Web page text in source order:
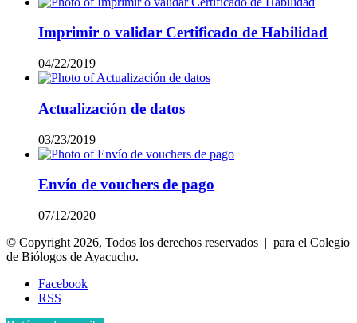
Imprimir o validar Certificado de Habilidad
04/22/2019
Actualización de datos
03/23/2019
Envío de vouchers de pago
07/12/2020
© Copyright 2026, Todos los derechos reservados | para el Colegio
de Biólogos de Ayacucho.
Facebook
RSS